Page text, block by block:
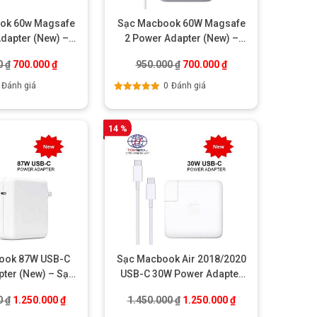
60w Magsafe
(New) –
₫ Giá gốc là: 950.000 ₫.
700.000₫Giá hiện tại là: 700.000 ₫.
Đánh giá
Sạc Macbook 60W Magsafe
2 Power Adapter (New) –
950.000₫ Giá gốc là: 950.000 ₫.
700.000₫Giá hiện tại là:
0 Đánh giá
87W USB-C
(New) – Sạc
₫ Giá gốc là: 1.450.000 ₫.
1.250.000₫Giá hiện tại là: 1.250.000 ₫.
14 %
Sạc Macbook Air 2018/2020
USB-C 30W Power Adapter
1.450.000₫ Giá gốc là: 1.450.000 ₫.
1.250.000₫Giá hiện tại là: